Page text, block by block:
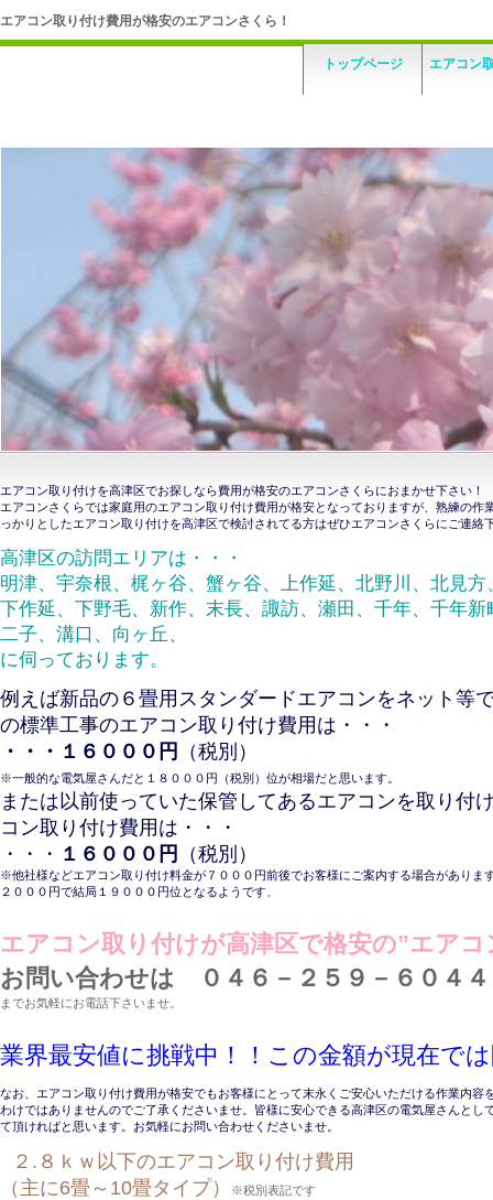
エアコン取り付け費用が格安のエアコンさくら！
トップページ エアコン
エアコン取り付けを高津区でお探しなら費用が格安のエアコンさくらにおまかせ下さい！
エアコンさくらでは家庭用のエアコン取り付け費用が格安となっておりますが、熟練の作
っかりとしたエアコン取り付けを高津区で検討されてる方はぜひエアコンさくらにご連絡
高津区の訪問エリアは・・・
明津、宇奈根、梶ヶ谷、蟹ヶ谷、上作延、北野川、北見
下作延、下野毛、新作、末長、諏訪、瀬田、千年、千年
二子、溝口、向ヶ丘、
に伺っております。
例えば新品の６畳用スタンダードエアコンをネット等
の標準工事のエアコン取り付け費用は・・・
・・・１６０００円
（税別）
※一般的な電気屋さんだと１８０００円（税別）位が相場だと思います。
または以前使っていた保管してあるエアコンを取り付
コン取り付け費用は・・・
・・・ １６０００円 （税別）
※他社様などエアコン取り付け料金が７０００円前後でお客様にご案内する場合がありま
２０００円で結局１９０００円位となるようです
エアコン取り付けが高津区で格安の”エアコ
お問い合わせは ０４６－２５９－６０４４
までお気軽にお電話下さいませ。
業界最安値に挑戦中！！この金額が現在で
なお、エアコン取り付け費用が格安でもお客様にとって末永くご安心いただける作業内容
わけではありませんのでご了承くださいませ。皆様に安心できる高津区の電気屋さんとし
て頂ければと思います。お気軽にお問い合わせくださいませ。
２.８ｋｗ以下のエアコン取り付け費用
（主に6畳～10畳タイプ）
※税別表記です